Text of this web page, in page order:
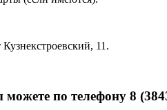
11.
можете по телефону 8